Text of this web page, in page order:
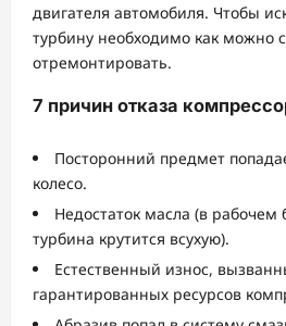
двигателя автомобиля. Чтобы
турбину необходимо как можно
отремонтировать.
7 причин отказа
Посторонний предмет
колесо.
Недостаток масла (в рабочем
турбина крутится всухую).
Естественный износ,
гарантированных ресурсов